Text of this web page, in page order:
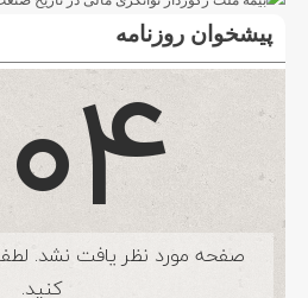
پیشخوان روزنامه